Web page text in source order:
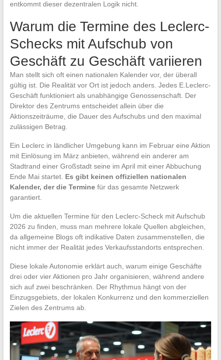
entkommt dieser dezentralen Logik nicht.
Warum die Termine des Leclerc-
Schecks mit Aufschub von
Geschäft zu Geschäft variieren
Man stellt sich oft einen nationalen Kalender vor, der überall
gültig ist. Die Realität vor Ort ist jedoch anders. Jedes E.Leclerc-
Geschäft funktioniert als unabhängige Genossenschaft. Der
Direktor des Zentrums entscheidet allein über die
Aktionszeiträume, die Dauer des Aufschubs und den maximal
zulässigen Betrag.
Ein Leclerc in ländlicher Umgebung kann im Februar eine Aktion
mit Einlösung im März anbieten, während ein anderer am
Stadtrand einer Großstadt seine im April mit einer Abbuchung
Ende Mai startet. Es gibt keinen offiziellen nationalen
Kalender, der die Terminefür das gesamte Netzwerk
garantiert.
Um die aktuellen Termine für den Leclerc-Scheck mit Aufschub
2026 zu finden, muss man mehrere lokale Quellen abgleichen,
da allgemeine Blogs oft indikative Daten zusammenstellen, die
nicht immer der Realität jedes Verkaufsstandorts entsprechen.
Diese lokale Autonomie erklärt auch, warum einige Geschäfte
drei oder vier Aktionen pro Jahr organisieren, während andere
sich auf zwei beschränken. Der Rhythmus hängt von der
Einzugsgebiets, der lokalen Konkurrenz und den kommerziellen
Zielen des Zentrums ab.